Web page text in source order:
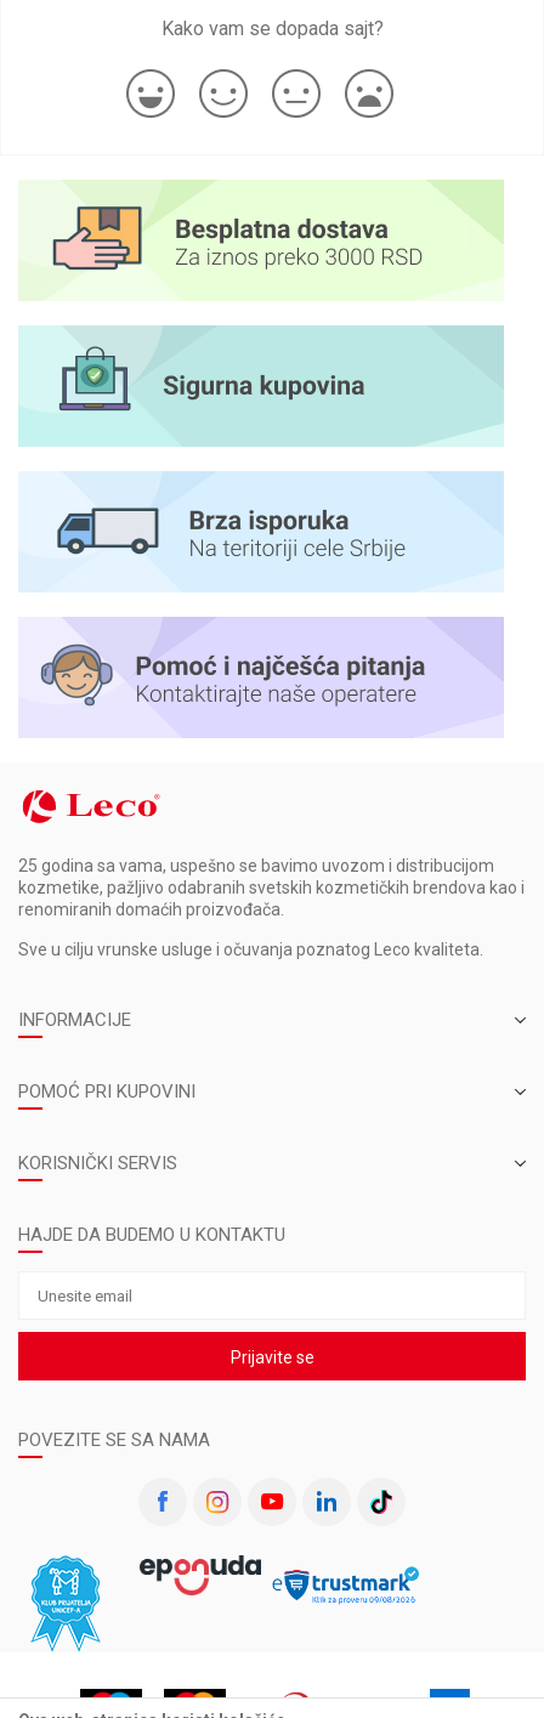
Kako vam se dopada sajt?
25 godina sa vama, uspešno se bavimo uvozom i distribucijom
kozmetike, pažljivo odabranih svetskih kozmetičkih brendova kao i
renomiranih domaćih proizvođača.
Sve u cilju vrunske usluge i očuvanja poznatog Leco kvaliteta.
INFORMACIJE
POMOĆ PRI KUPOVINI
KORISNIČKI SERVIS
HAJDE DA BUDEMO U KONTAKTU
Prijavite se
POVEZITE SE SA NAMA